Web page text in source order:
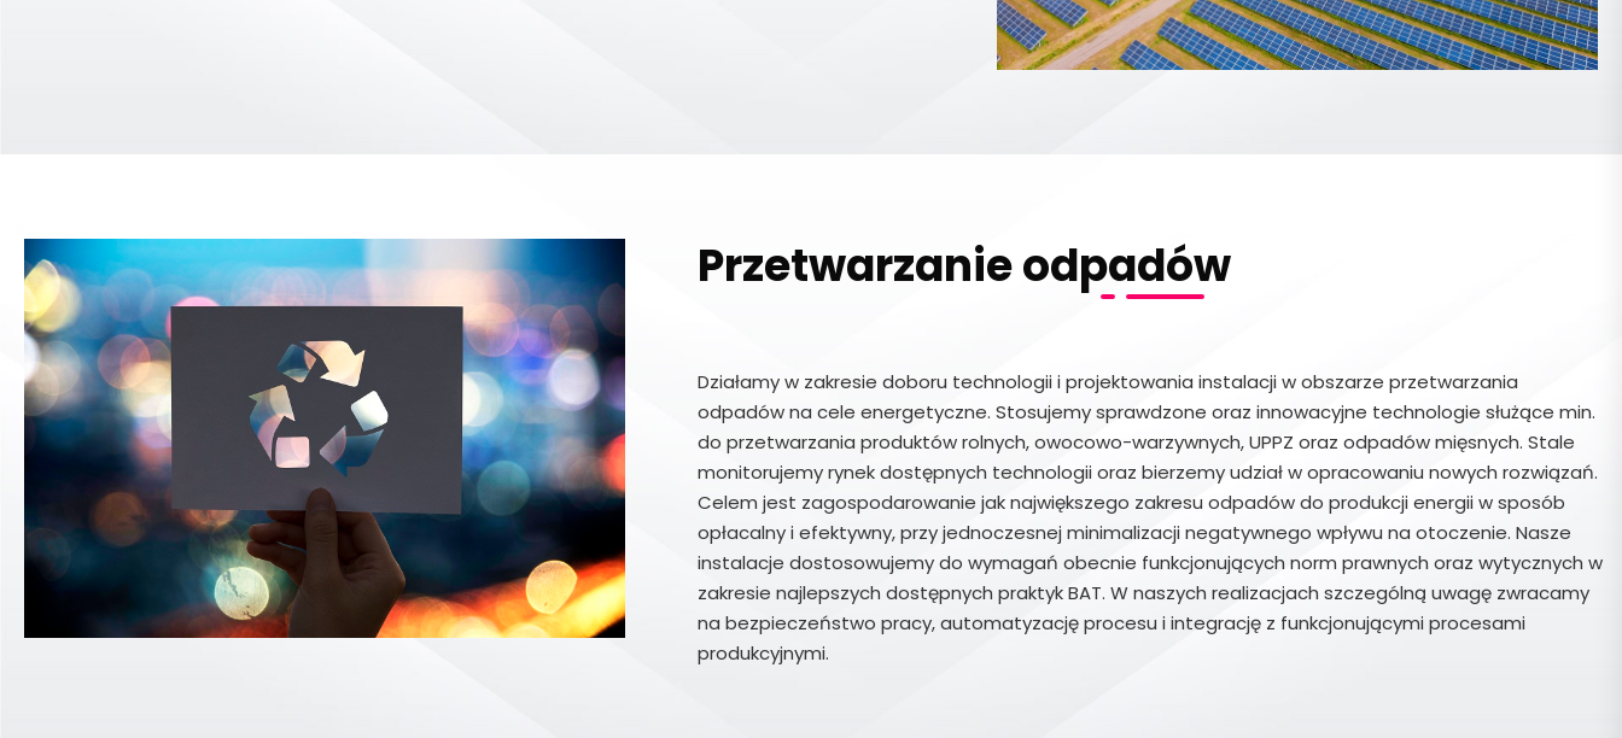
Przetwarzanie odpadów
Działamy w zakresie doboru technologii i projektowania instalacji w obszarze przetwarzania
odpadów na cele energetyczne. Stosujemy sprawdzone oraz innowacyjne technologie służące min.
do przetwarzania produktów rolnych, owocowo-warzywnych, UPPZ oraz odpadów mięsnych. Stale
monitorujemy rynek dostępnych technologii oraz bierzemy udział w opracowaniu nowych rozwiązań.
Celem jest zagospodarowanie jak największego zakresu odpadów do produkcji energii w sposób
opłacalny i efektywny, przy jednoczesnej minimalizacji negatywnego wpływu na otoczenie. Nasze
instalacje dostosowujemy do wymagań obecnie funkcjonujących norm prawnych oraz wytycznych w
zakresie najlepszych dostępnych praktyk BAT. W naszych realizacjach szczególną uwagę zwracamy
na bezpieczeństwo pracy, automatyzację procesu i integrację z funkcjonującymi procesami
produkcyjnymi.